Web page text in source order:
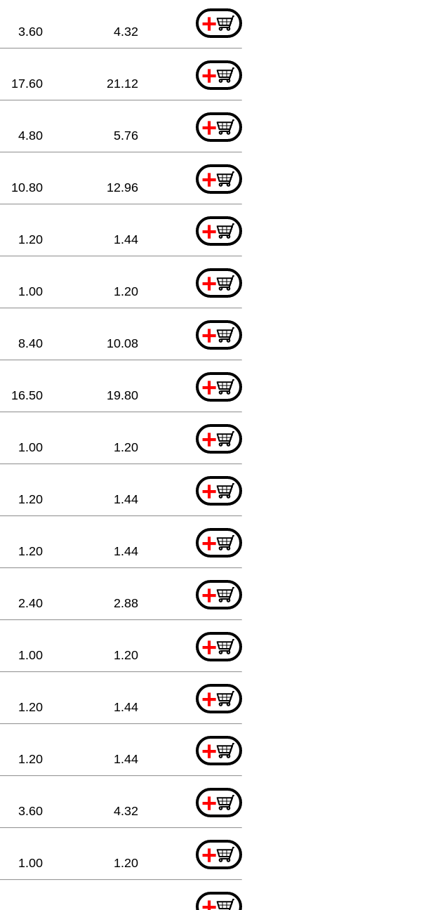
+
3.60 4.32
+
17.60 21.12
+
4.80 5.76
+
10.80 12.96
+
1.20 1.44
+
1.00 1.20
+
8.40 10.08
+
16.50 19.80
+
1.00 1.20
+
1.20 1.44
+
1.20 1.44
+
2.40 2.88
+
1.00 1.20
+
1.20 1.44
+
1.20 1.44
+
3.60 4.32
+
1.00 1.20